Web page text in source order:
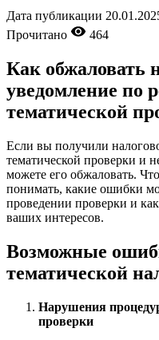
Дата публикации
Прочитано
464
Как обжаловать
уведомление по
тематической
Если вы получили
тематической проверки и
можете его обжаловать.
понимать, какие ошибки
проведении проверки и
ваших интересов.
Возможные
тематической
Нарушения
проверки